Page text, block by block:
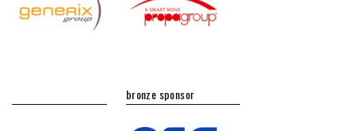
bronze sponsor